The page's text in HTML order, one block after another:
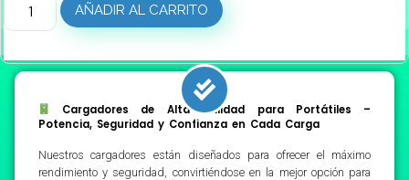
AÑADIR AL CARRITO
Cargadores de Alta Calidad para Portátiles –
Potencia, Seguridad y Confianza en Cada Carga
Nuestros cargadores están diseñados para ofrecer el máximo
rendimiento y seguridad, convirtiéndose en la mejor opción para